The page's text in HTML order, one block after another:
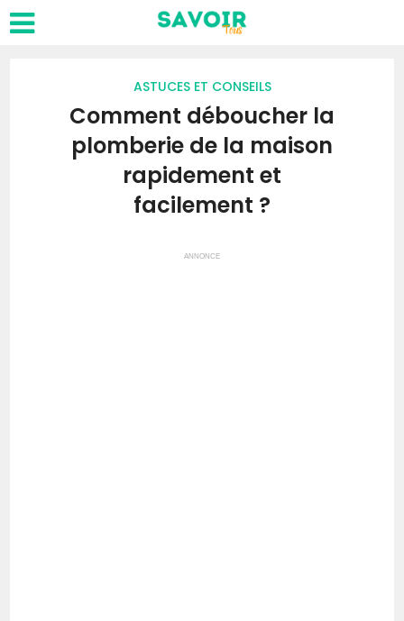
ASTUCES ET CONSEILS
Comment déboucher la
plomberie de la maison
rapidement et
facilement ?
ANNONCE